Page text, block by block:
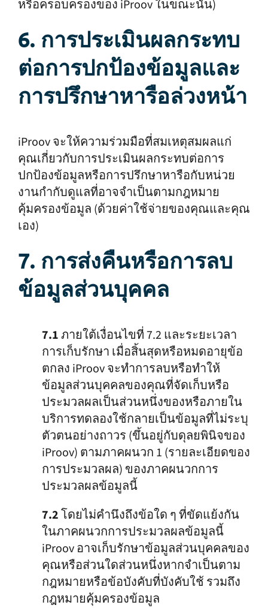
หรือครอบครองของ iProov ในขณะนั้น)
6. การประเมินผลกระทบ
ต่อการปกป้องข้อมูลและ
การปรึกษาหารือล่วงหน้า
iProov จะให้ความร่วมมือที่สมเหตุสมผลแก่
คุณเกี่ยวกับการประเมินผลกระทบต่อการ
ปกป้องข้อมูลหรือการปรึกษาหารือกับหน่วย
งานกำกับดูแลที่อาจจำเป็นตามกฎหมาย
คุ้มครองข้อมูล (ด้วยค่าใช้จ่ายของคุณและคุณ
เอง)
7. การส่งคืนหรือการลบ
ข้อมูลส่วนบุคคล
7.1ภายใต้เงื่อนไขที่ 7.2 และระยะเวลา
การเก็บรักษา เมื่อสิ้นสุดหรือหมดอายุข้อ
ตกลง iProov จะทำการลบหรือทำให้
ข้อมูลส่วนบุคคลของคุณที่จัดเก็บหรือ
ประมวลผลเป็นส่วนหนึ่งของหรือภายใน
บริการทดลองใช้กลายเป็นข้อมูลที่ไม่ระบุ
ตัวตนอย่างถาวร (ขึ้นอยู่กับดุลยพินิจของ
iProov) ตามภาคผนวก 1 (รายละเอียดของ
การประมวลผล) ของภาคผนวกการ
ประมวลผลข้อมูลนี้
7.2โดยไม่คำนึงถึงข้อใด ๆ ที่ขัดแย้งกัน
ในภาคผนวกการประมวลผลข้อมูลนี้
iProov อาจเก็บรักษาข้อมูลส่วนบุคคลของ
คุณหรือส่วนใดส่วนหนึ่งหากจำเป็นตาม
กฎหมายหรือข้อบังคับที่บังคับใช้ รวมถึง
กฎหมายคุ้มครองข้อมูล